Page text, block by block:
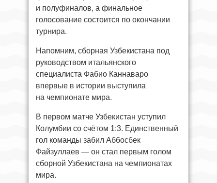
и полуфиналов, а финальное
голосование состоится по окончании
турнира.
Напомним, сборная Узбекистана под
руководством итальянского
специалиста Фабио Каннаваро
впервые в истории выступила
на чемпионате мира.
В первом матче Узбекистан уступил
Колумбии со счётом 1:3. Единственный
гол команды забил Аббосбек
Файзуллаев — он стал первым голом
сборной Узбекистана на чемпионатах
мира.